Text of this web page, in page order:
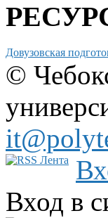
Довузовская
©
Вход в